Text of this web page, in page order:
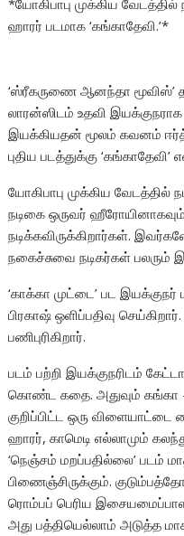
*யோகிபாபு முக்கிய வேடத்தில்
ஹாரர் படமாக ‘கங்காதேவி.’*
‘ஸ்ரீகருணை ஆனந்தா மூவிஸ்’
லாரன்ஸிடம் உதவி இயக்குநராக
இயக்கியதன் மூலம் கவனம்
புதிய படத்துக்கு
யோகிபாபு முக்கிய வேடத்தில்
நடிகை ஒருவர் ஹீரோயினாகவும்,
நடிக்கவிருக்கிறார்கள்.
நகைச்சுவை நடிகர்கள் பலரும்
‘காக்கா முட்டை’ பட
பிரகாஷ் ஒளிப்பதிவு
பணிபுரிகிறார்.
படம் பற்றி இயக்குநரிடம்
கொண்ட கதை. அதுவும் கங்கா
குறிப்பிட்ட ஒரு விளையாட்டை
ஹாரர், காமெடி எல்லாமும்
‘நெஞ்சம் மறப்பதில்லை’ படம்
பிணைஞ்சிருக்கும்.
ரொம்பப் பெரிய
அது பத்தியெல்லாம் அடுத்த